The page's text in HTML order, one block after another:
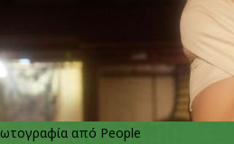
από People